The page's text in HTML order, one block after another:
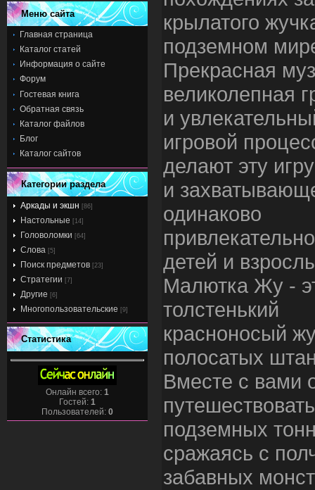
Меню сайта
Главная страница
Каталог статей
Информация о сайте
Форум
Гостевая книга
Обратная связь
Каталог файлов
Блог
Каталог сайтов
Категории раздела
Аркады и экшн [86]
Настольные [14]
Головоломки [64]
Слова [5]
Поиск предметов [23]
Стратегии [7]
Другие [6]
Многопользовательские [9]
Статистика
Онлайн всего: 1
Гостей: 1
Пользователей: 0
крылатого
подземном
Прекрасная
великолепная
и
игровой
делают эту
и
одинаково
детей и
Малютка Жу -
толстенький
красноносый
полосатых
Вместе с вами
подземных
сражаясь с
забавных